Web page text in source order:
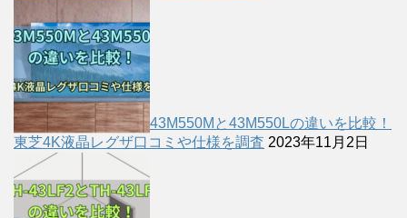
43M550Mと43M550Lの違いを比較！
東芝4K液晶レグザ口コミや仕様を調査 2023年11月2日